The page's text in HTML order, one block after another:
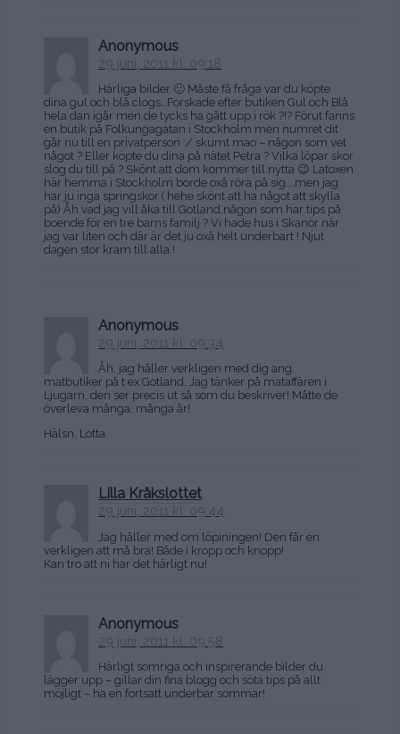
Anonymous
29 juni, 2011 kl. 09:18
Härliga bilder 🙂 Måste få fråga var du köpte
dina gul och blå clogs…Forskade efter butiken Gul och Blå
hela dan igår men de tycks ha gått upp i rök ?!? Förut fanns
en butik på Folkungagatan i Stockholm men numret dit
går nu till en privatperson :/ skumt mao – någon som vet
något ? Eller köpte du dina på nätet Petra ? Vilka löpar skor
slog du till på ? Skönt att dom kommer till nytta 😉 Latoxen
här hemma i Stockholm borde oxå röra på sig….men jag
har ju inga springskor ( hehe skönt att ha något att skylla
på) Åh vad jag vill åka till Gotland,någon som har tips på
boende för en tre barns familj ? Vi hade hus i Skanör när
jag var liten och där är det ju oxå helt underbart ! Njut
dagen stor kram till alla !
Anonymous
29 juni, 2011 kl. 09:34
Åh, jag håller verkligen med dig ang.
matbutiker på t ex Gotland. Jag tänker på mataffären i
Ljugarn, den ser precis ut så som du beskriver! Måtte de
överleva många, många år!
Hälsn. Lotta
Lilla Kråkslottet
29 juni, 2011 kl. 09:44
Jag håller med om löpiningen! Den får en
verkligen att må bra! Både i kropp och knopp!
Kan tro att ni har det härligt nu!
Anonymous
29 juni, 2011 kl. 09:58
Härligt somriga och inspirerande bilder du
lägger upp – gillar din fina blogg och söta tips på allt
möjligt – ha en fortsatt underbar sommar!